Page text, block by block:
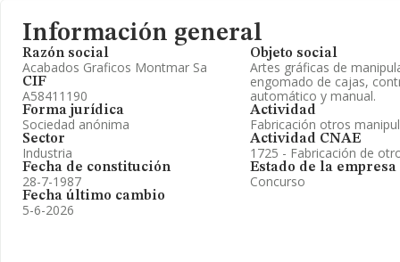
Información general
Razón social
Acabados Graficos Montmar Sa
CIF
A58411190
Forma jurídica
Sociedad anónima
Sector
Industria
Fecha de constitución
28-7-1987
Fecha último cambio
5-6-2026
Objeto social
Artes gráficas de
engomado de cajas,
automático y manual.
Actividad
Fabricación otros
Actividad CNAE
1725 - Fabricación de
Estado de la empresa
Concurso